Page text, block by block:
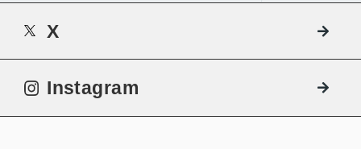
X
Instagram